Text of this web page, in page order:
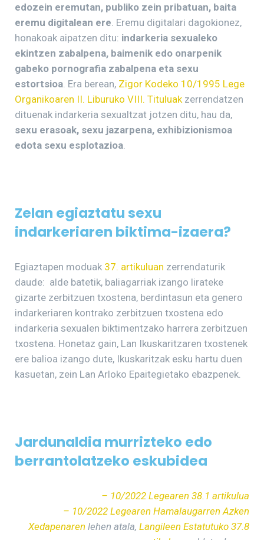
edozein eremutan, publiko zein pribatuan, baita
eremu digitalean ere . Eremu digitalari dagokionez,
honakoak aipatzen ditu: indarkeria sexualeko
ekintzen zabalpena, baimenik edo onarpenik
gabeko pornografia zabalpena eta sexu
estortsioa . Era berean, Zigor Kodeko 10/1995 Lege
Organikoaren II. Liburuko VIII. Tituluak zerrendatzen
dituenak indarkeria sexualtzat jotzen ditu, hau da,
sexu erasoak, sexu jazarpena, exhibizionismoa
edota sexu esplotazioa
Zelan egiaztatu sexu
indarkeriaren biktima-izaera?
Egiaztapen moduak 37. artikuluan zerrendaturik
daude: alde batetik, baliagarriak izango lirateke
gizarte zerbitzuen txostena, berdintasun eta genero
indarkeriaren kontrako zerbitzuen txostena edo
indarkeria sexualen biktimentzako harrera zerbitzuen
txostena. Honetaz gain, Lan Ikuskaritzaren txostenek
ere balioa izango dute, Ikuskaritzak esku hartu duen
kasuetan, zein Lan Arloko Epaitegietako ebazpenek.
Jardunaldia murrizteko edo
berrantolatzeko eskubidea
– 10/2022 Legearen 38.1 artikulua
– 10/2022 Legearen Hamalaugarren Azken
Xedapenaren lehen atala, Langileen Estatutuko 37.8